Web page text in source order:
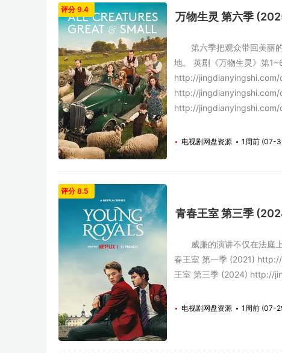
评分 9.4
万物生灵 第六季
第六季把观众带回美丽的
地。 英剧《万物生灵》第
http://jingdianyingshi.com/
http://jingdianyingshi.com/
http://jingdianyingshi.com/
电视剧网盘资源 1周前 (07-
评分 8.5
青春王室 第三季
威廉的演讲不仅在法庭上
春王室 第一季 (2021)
王室 第三季 (2024) http://
电视剧网盘资源 1周前 (07-